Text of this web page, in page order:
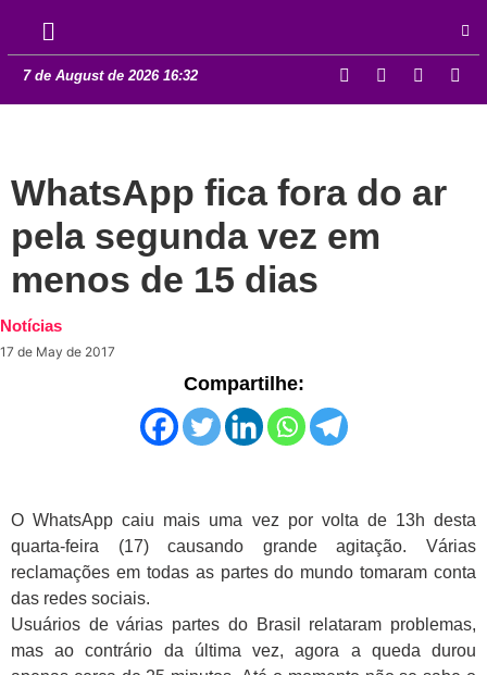
7 de August de 2026 16:32
WhatsApp fica fora do ar
pela segunda vez em
menos de 15 dias
Notícias
17 de May de 2017
Compartilhe:
O WhatsApp caiu mais uma vez por volta de 13h desta
quarta-feira (17) causando grande agitação. Várias
reclamações em todas as partes do mundo tomaram conta
das redes sociais.
Usuários de várias partes do Brasil relataram problemas,
mas ao contrário da última vez, agora a queda durou